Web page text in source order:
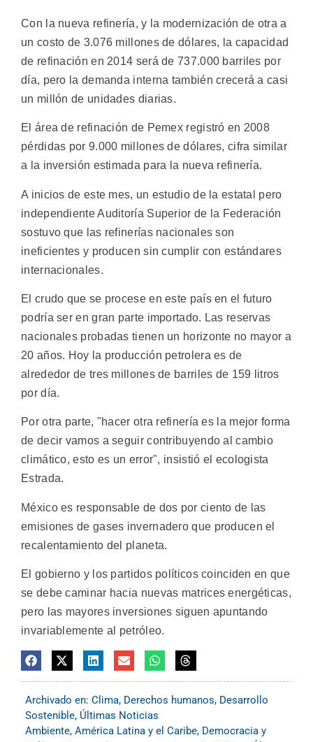
Con la nueva refinería, y la modernización de otra a
un costo de 3.076 millones de dólares, la capacidad
de refinación en 2014 será de 737.000 barriles por
día, pero la demanda interna también crecerá a casi
un millón de unidades diarias.
El área de refinación de Pemex registró en 2008
pérdidas por 9.000 millones de dólares, cifra similar
a la inversión estimada para la nueva refinería.
A inicios de este mes, un estudio de la estatal pero
independiente Auditoría Superior de la Federación
sostuvo que las refinerías nacionales son
ineficientes y producen sin cumplir con estándares
internacionales.
El crudo que se procese en este país en el futuro
podría ser en gran parte importado. Las reservas
nacionales probadas tienen un horizonte no mayor a
20 años. Hoy la producción petrolera es de
alrededor de tres millones de barriles de 159 litros
por día.
Por otra parte, "hacer otra refinería es la mejor forma
de decir vamos a seguir contribuyendo al cambio
climático, esto es un error", insistió el ecologista
Estrada.
México es responsable de dos por ciento de las
emisiones de gases invernadero que producen el
recalentamiento del planeta.
El gobierno y los partidos políticos coinciden en que
se debe caminar hacia nuevas matrices energéticas,
pero las mayores inversiones siguen apuntando
invariablemente al petróleo.
Archivado en: Clima, Derechos humanos, Desarrollo
Sostenible, Últimas Noticias
Ambiente, América Latina y el Caribe, Democracia y